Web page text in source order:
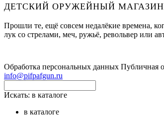
ДЕТСКИЙ ОРУЖЕЙНЫЙ МАГАЗИН
Прошли те, ещё совсем недалёкие времена,
лук со стрелами, меч, ружьё, револьвер или
Обработка персональных данных Публичная
info@pifpafgun.ru
Искать: в каталоге
в каталоге